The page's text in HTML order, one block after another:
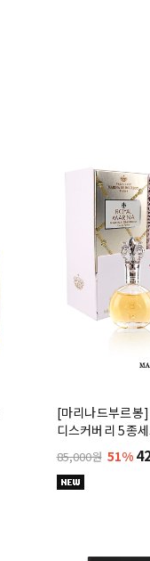
[마리나드부르봉
디스커버리 5종
85,000원 51%